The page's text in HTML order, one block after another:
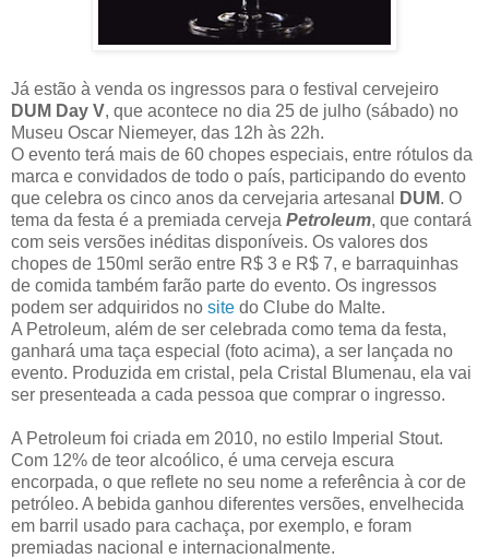
Já estão à venda os ingressos para o festival cervejeiro
DUM Day V, que acontece no dia 25 de julho (sábado) no
Museu Oscar Niemeyer, das 12h às 22h.
O evento terá mais de 60 chopes especiais, entre rótulos da
marca e convidados de todo o país, participando do evento
que celebra os cinco anos da cervejaria artesanal
DUM. O
tema da festa é a premiada cerveja Petroleum, que contará
com seis versões inéditas disponíveis. Os valores dos
chopes de 150ml serão entre R$ 3 e R$ 7, e barraquinhas
de comida também farão parte do evento. Os ingressos
podem ser adquiridos no site do Clube do Malte.
A Petroleum, além de ser celebrada como tema da festa,
ganhará uma taça especial (foto acima), a ser lançada no
evento. Produzida em cristal, pela Cristal Blumenau, ela vai
ser presenteada a cada pessoa que comprar o ingresso.
A Petroleum foi criada em 2010, no estilo Imperial Stout.
Com 12% de teor alcoólico, é uma cerveja escura
encorpada, o que reflete no seu nome a referência à cor de
petróleo. A bebida ganhou diferentes versões, envelhecida
em barril usado para cachaça, por exemplo, e foram
premiadas nacional e internacionalmente.